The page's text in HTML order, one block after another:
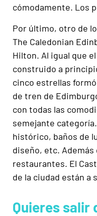
cómodamente. Los
Por último, otro de
The Caledonian
Hilton. Al igual que
construido a
cinco estrellas
de tren de
con todas las
semejante
histórico, baños de
diseño, etc.
restaurantes. El
de la ciudad están a
Quieres salir